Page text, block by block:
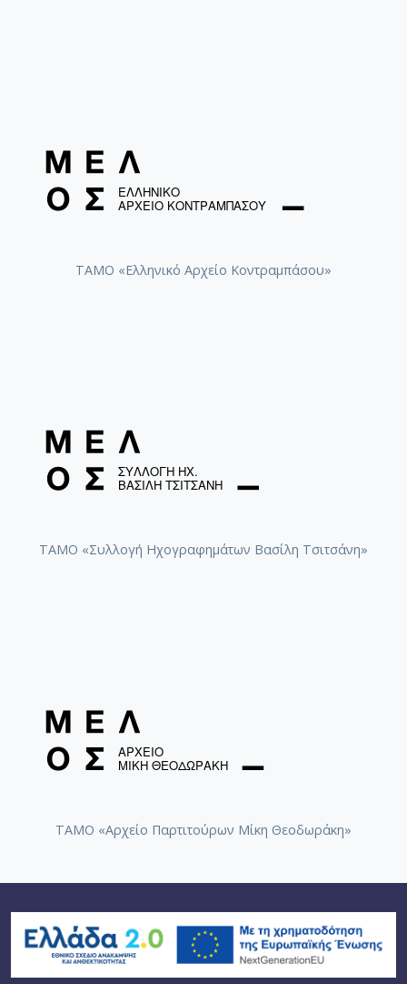
ΤΑΜΟ «Ελληνικό Αρχείο Κοντραμπάσου»
ΤΑΜΟ «Συλλογή Ηχογραφημάτων Βασίλη Τσιτσάνη»
ΤΑΜΟ «Αρχείο Παρτιτούρων Μίκη Θεοδωράκη»